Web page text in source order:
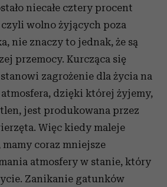
niecałe cztery procent
wolno żyjących poza
nie znaczy to jednak, że są
przemocy. Kurcząca się
zagrożenie dla życia na
dzięki której żyjemy,
jest produkowana przez
Więc kiedy maleje
coraz mniejsze
atmosfery w stanie, który
Zanikanie gatunków